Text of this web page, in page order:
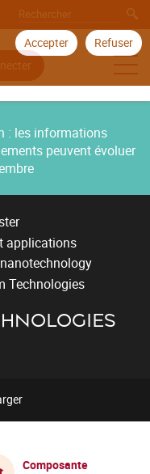
Accepter Refuser
: les informations
peuvent évoluer
applications
Technologies
Composante